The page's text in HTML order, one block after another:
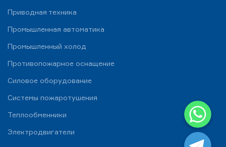
Приводная техника
Промышленная автоматика
Промышленный холод
Противопожарное оснащение
Силовое оборудование
Системы пожаротушения
Теплообменники
Электродвигатели
WhatsApp
Telegram